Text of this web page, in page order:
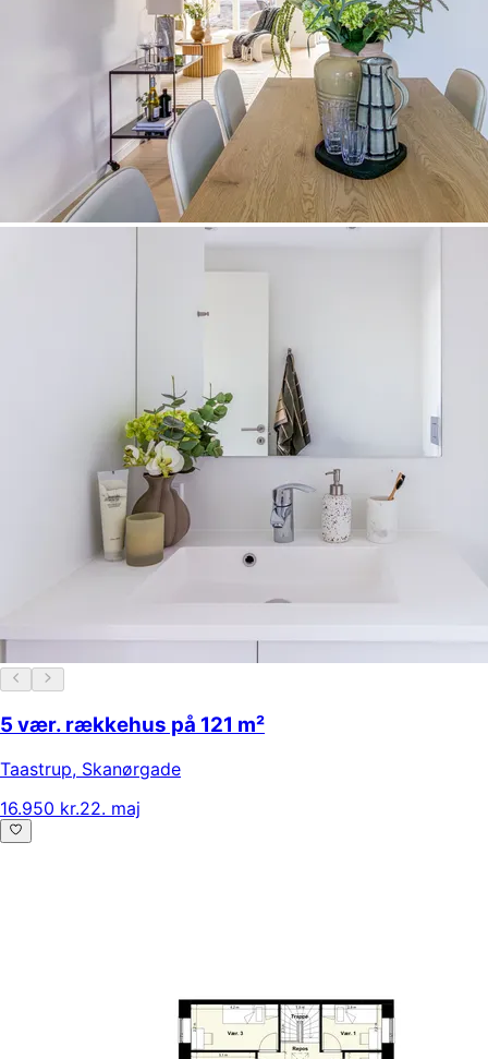
5 vær. rækkehus på 121 m²
Taastrup, Skanørgade
16.950 kr.22. maj